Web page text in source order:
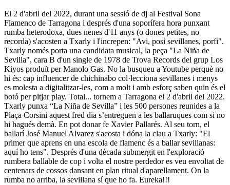
El 2 d'abril del 2022, durant una sessió de dj al Festival Sona
Flamenco de Tarragona i després d'una soporífera hora punxant
rumba heterodoxa, dues nenes d'11 anys (o dones petites, no
recorda) s'acosten a Txarly i l'increpen: "Avi, posi sevillanes, porfi".
Txarly només porta una candidata musical, la peça "La Niña de
Sevilla", cara B d'un single de 1978 de Trova Records del grup Los
Kiyos produït per Manolo Gas. No la busqueu a Youtube perquè no
hi és: cap influencer de chichinabo col·lecciona sevillanes i menys
es molesta a digitalitzar-les, com a molt i amb esforç saben quin és el
botó per pitjar play. Total... tornem a Tarragona el 2 d'abril del 2022.
Txarly punxa “La Niña de Sevilla” i les 500 persones reunides a la
Plaça Corsini aquest fred dia s’entreguen a les ballaruques com si no
hi hagués demà. En pot donar fe Xavier Pallarés. Al seu torn, el
ballarí José Manuel Alvarez s'acosta i dóna la clau a Txarly: "El
primer que aprens en una escola de flamenc és a ballar sevillanas:
aquí ho tens". Després d'una dècada submergit en l'exploració
rumbera ballable de cop i volta el nostre perdedor es veu envoltat de
centenars de cossos dansant en plan ritual d'aparellament. On la
rumba no arriba, la sevillana sí que ho fa. Eureka!!!